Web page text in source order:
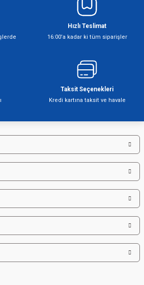
ederiz.
veya görüntülenemiyor.
bulunuyor.
daha pahalı.
olmalı.
Gönder
Hızlı Teslimat
16:00’a kadar ki tüm siparişler
Taksit Seçenekleri
Kredi kartına taksit ve havale